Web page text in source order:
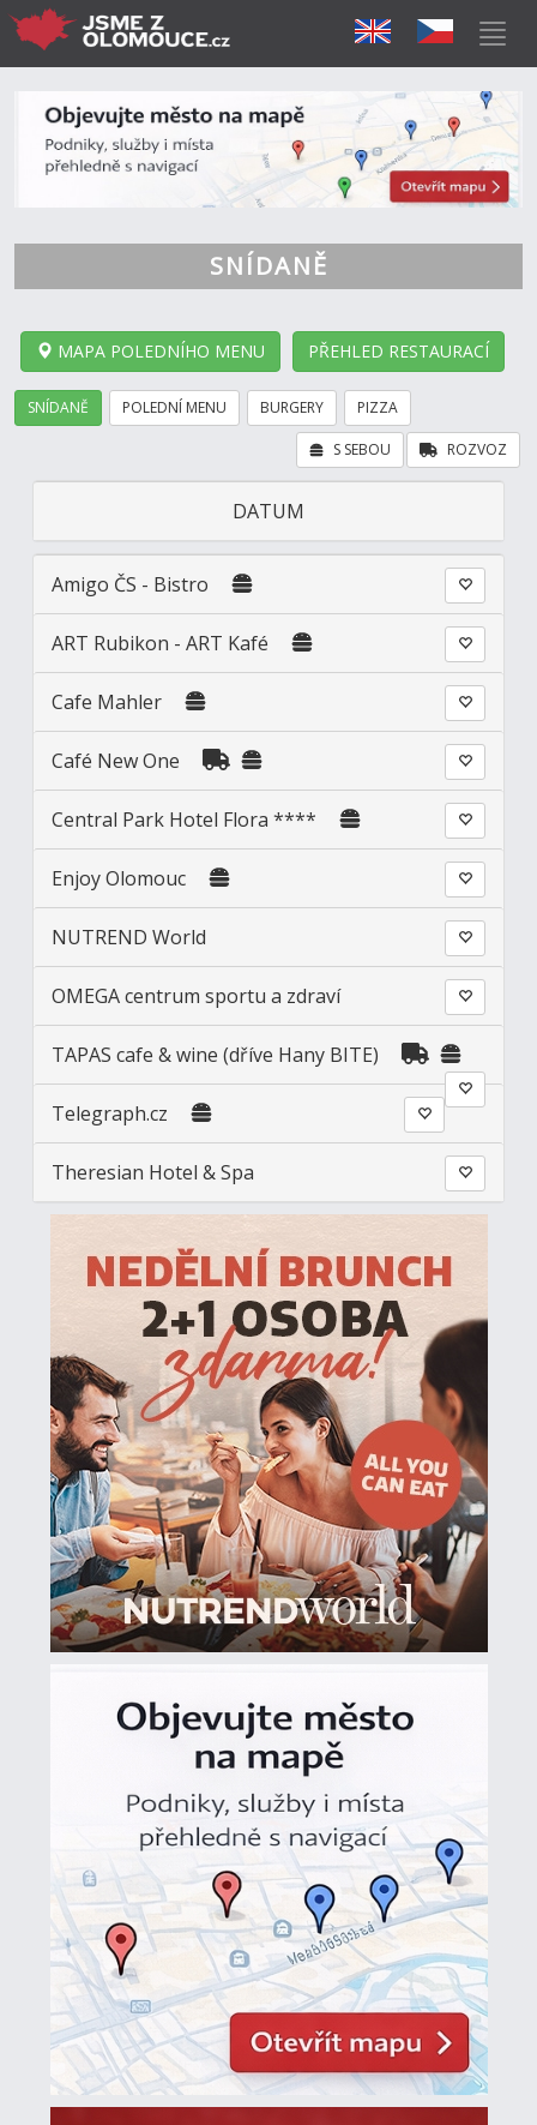
SNÍDANĚ
MAPA POLEDNÍHO MENU PŘEHLED RESTAURACÍ
SNÍDANĚ POLEDNÍ MENU BURGERY PIZZA
ROZVOZ
S SEBOU
DATUM
Amigo ČS - Bistro
ART Rubikon - ART Kafé
Cafe Mahler
Café New One
Central Park Hotel Flora ****
Enjoy Olomouc
NUTREND World
OMEGA centrum sportu a zdraví
TAPAS cafe & wine (dříve Hany BITE)
Telegraph.cz
Theresian Hotel & Spa